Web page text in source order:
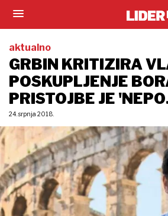
aktualno
GRBIN KRITIZIRA
POSKUPLJENJE
PRISTOJBE JE
24. srpnja 2018.